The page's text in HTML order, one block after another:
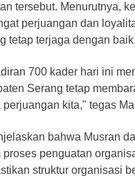
tersebut. Menurutnya,
perjuangan dan
tetap terjaga dengan baik.
700 kader hari ini
Serang tetap
perjuangan kita," tegas
bahwa Musran
proses penguatan
struktur organisasi